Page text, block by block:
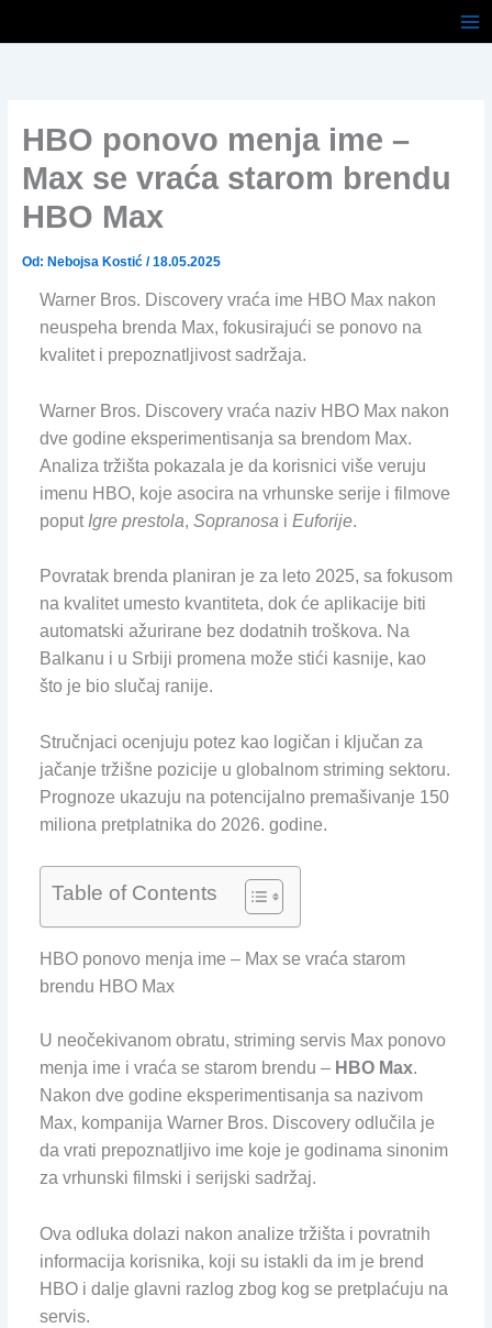
HBO ponovo menja ime –
Max se vraća starom brendu
HBO Max
Od: Nebojsa Kostić /18.05.2025
Warner Bros. Discovery vraća ime HBO Max nakon
neuspeha brenda Max, fokusirajući se ponovo na
kvalitet i prepoznatljivost sadržaja.
Warner Bros. Discovery vraća naziv HBO Max nakon
dve godine eksperimentisanja sa brendom Max.
Analiza tržišta pokazala je da korisnici više veruju
imenu HBO, koje asocira na vrhunske serije i filmove
poput Igre prestola, Sopranosa i Euforije.
Povratak brenda planiran je za leto 2025, sa fokusom
na kvalitet umesto kvantiteta, dok će aplikacije biti
automatski ažurirane bez dodatnih troškova. Na
Balkanu i u Srbiji promena može stići kasnije, kao
što je bio slučaj ranije.
Stručnjaci ocenjuju potez kao logičan i ključan za
jačanje tržišne pozicije u globalnom striming sektoru.
Prognoze ukazuju na potencijalno premašivanje 150
miliona pretplatnika do 2026. godine.
Table of Contents
HBO ponovo menja ime – Max se vraća starom
brendu HBO Max
U neočekivanom obratu, striming servis Max ponovo
menja ime i vraća se starom brendu – HBO Max.
Nakon dve godine eksperimentisanja sa nazivom
Max, kompanija Warner Bros. Discovery odlučila je
da vrati prepoznatljivo ime koje je godinama sinonim
za vrhunski filmski i serijski sadržaj.
Ova odluka dolazi nakon analize tržišta i povratnih
informacija korisnika, koji su istakli da im je brend
HBO i dalje glavni razlog zbog kog se pretplaćuju na
servis.